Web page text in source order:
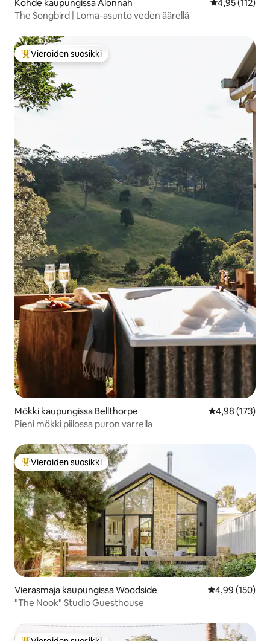
Kohde kaupungissa Alonnah
4,95 (112)
The Songbird | Loma-asunto veden äärellä
Vieraiden suosikkien parhaimmistoa
Vieraiden suosikki
Mökki kaupungissa Bellthorpe
4,98 (173)
Pieni mökki piilossa puron varrella
Vieraiden suosikkien parhaimmistoa
Vieraiden suosikki
Vierasmaja kaupungissa Woodside
4,99 (150)
"The Nook" Studio Guesthouse